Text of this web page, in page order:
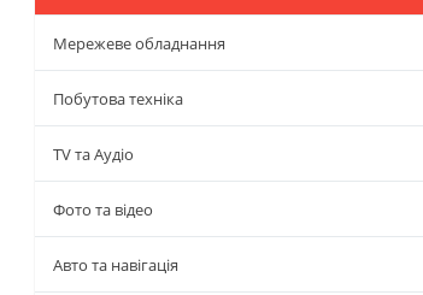
Мережеве обладнання
Побутова техніка
TV та Аудіо
Фото та відео
Авто та навігація